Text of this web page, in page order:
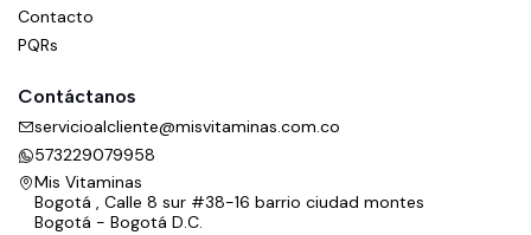
Contacto
PQRs
Contáctanos
servicioalcliente@misvitaminas.com.co
573229079958
Mis Vitaminas
Bogotá , Calle 8 sur #38-16 barrio ciudad montes
Bogotá - Bogotá D.C.